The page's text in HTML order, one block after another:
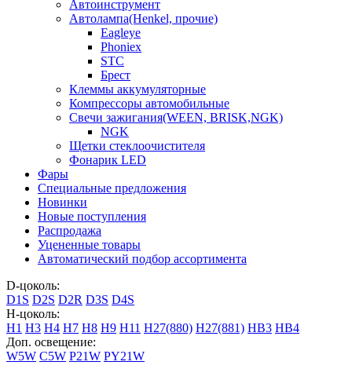
Автоинструмент
Автолампа(Henkel, прочие)
Eagleye
Phoniex
STC
Брест
Клеммы аккумуляторные
Компрессоры автомобильные
Свечи зажигания(WEEN, BRISK,NGK)
NGK
Щетки стеклоочистителя
Фонарик LED
Фары
Специальные предложения
Новинки
Новые поступления
Распродажа
Уцененные товары
Автоматический подбор ассортимента
D-цоколь:
D1S D2S D2R D3S D4S
H-цоколь:
H1 H3 H4 H7 H8 H9 H11 H27(880) H27(881) HB3 HB4
Доп. освещение:
W5W C5W P21W PY21W